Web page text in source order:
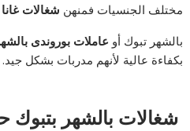
مختلف الجنسيات فمنهن شغالات غانا
بالشهر تبوك أو عاملات بوروندى
بكفاءة عالية لأنهم مدربات بشكل جيد.
شغالات بالشهر بتبوك